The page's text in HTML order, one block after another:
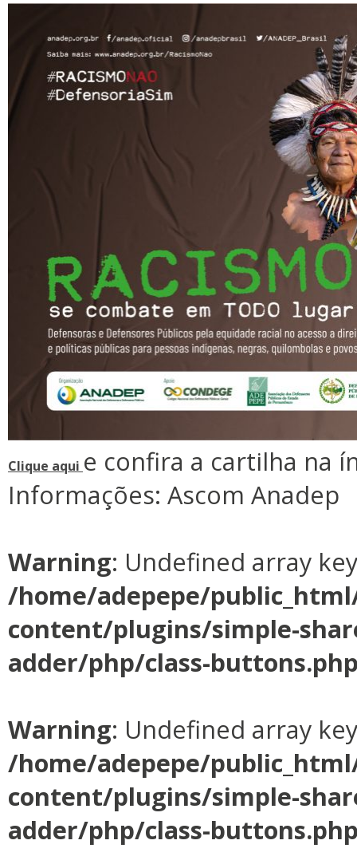
Clique aqui e confira a cartilha na
Informações: Ascom Anadep
Warning: Undefined array
/home/adepepe/
content/plugins/simple-
adder/php/class-
Warning: Undefined array
/home/adepepe/
content/plugins/simple-
adder/php/class-